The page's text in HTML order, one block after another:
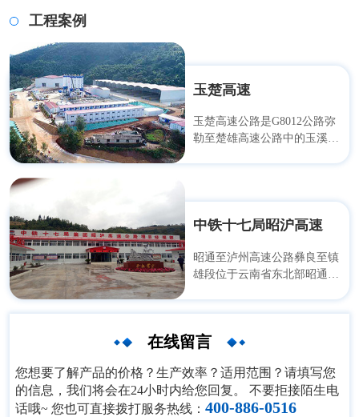
工程案例
玉楚高速
玉楚高速公路是G8012公路弥
勒至楚雄高速公路中的玉溪至
高速公路，止于楚雄市大坝
村，与杭瑞高速公路交叉并顺
起点。主线全长190.597公
里，设计速度100公里/小时，
为双向四车道，路基宽26米。
中铁十七局昭沪高速
昭通至泸州高速公路彝良至镇
雄段位于云南省东北部昭通市
快速干线公路，属昭通市“一
网中的横向连接线，也是昭通
市“十三五”综合交通发展规划
中的重点工程。内容为：新建
在线留言
您想要了解产品的价格？生产效率？适用范围？请填写您
的信息，我们将会在24小时内给您回复。 不要拒接陌生电
话哦~ 您也可直接拨打服务热线：400-886-0516